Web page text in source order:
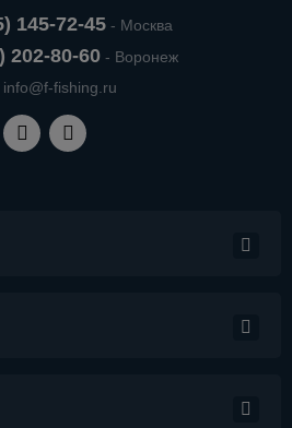
145-72-45- Москва
202-80-60- Воронеж
info@f-fishing.ru